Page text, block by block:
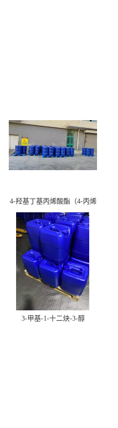
4-羟基丁基丙烯酸酯（4-丙烯
酸羟丁酯）
3-甲基-1-十二炔-3-醇